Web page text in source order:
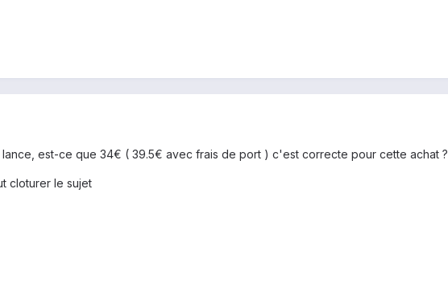
est-ce que 34€ ( 39.5€ avec frais de port ) c'est correcte pour cette achat ?
cloturer le sujet